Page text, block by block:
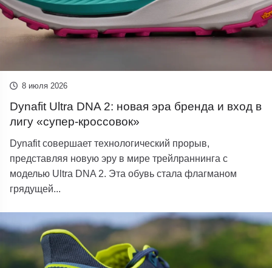
8 июля 2026
Dynafit Ultra DNA 2: новая эра бренда и вход в
лигу «супер-кроссовок»
Dynafit совершает технологический прорыв,
представляя новую эру в мире трейлраннинга с
моделью Ultra DNA 2. Эта обувь стала флагманом
грядущей...